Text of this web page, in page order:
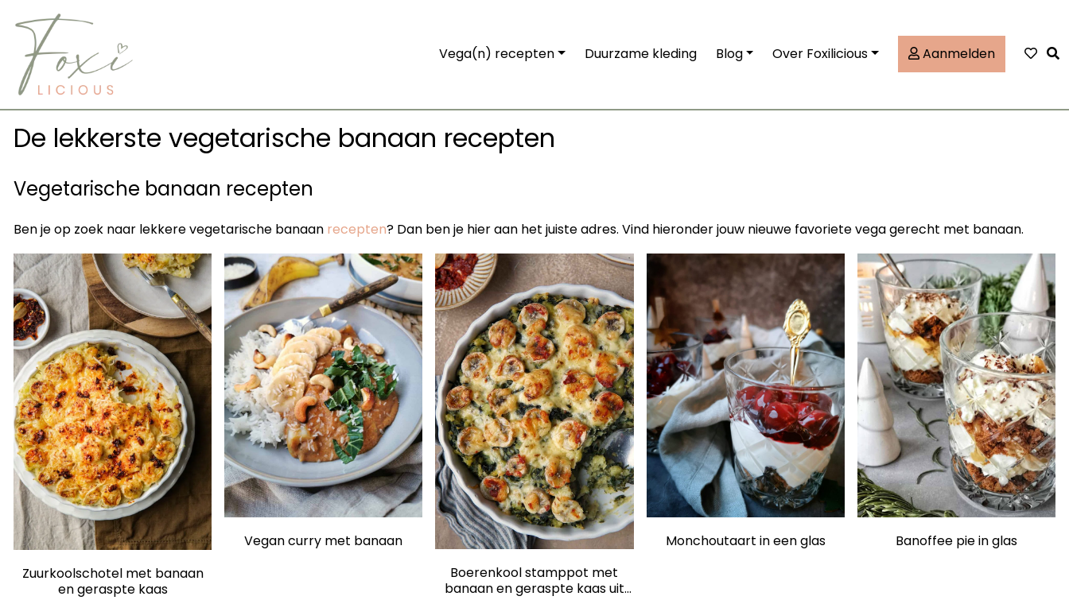
content
Vega(n) recepten Duurzame kleding Blog Over Foxilicious Aanmelden
De lekkerste vegetarische banaan recepten
Vegetarische banaan recepten
Ben je op zoek naar lekkere vegetarische banaan recepten? Dan ben je hier aan het juiste adres. Vind hieronder jouw nieuwe favoriete vega gerecht met banaan.
Zuurkoolschotel met banaan
en geraspte kaas
Vegan curry met banaan
Boerenkool stamppot met
banaan en geraspte kaas uit
Monchoutaart in een glas Banoffee pie in glas